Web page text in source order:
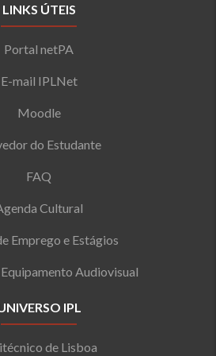
LINKS ÚTEIS
Portal netPA
E-mail IPLNet
Moodle
do Estudante
FAQ
Cultural
Emprego e Estágios
Equipamento Audiovisual
IPL
de Lisboa